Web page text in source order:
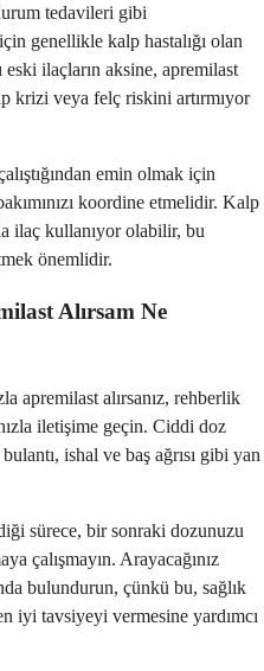
tedavileri gibi
genellikle kalp hastalığı olan
ilaçların aksine, apremilast
krizi veya felç riskini artırmıyor
emin olmak için
koordine etmelidir. Kalp
ilaç kullanıyor olabilir, bu
önemlidir.
Alırsam Ne
apremilast alırsanız, rehberlik
iletişime geçin. Ciddi doz
ishal ve baş ağrısı gibi yan
sürece, bir sonraki dozunuzu
çalışmayın. Arayacağınız
bulundurun, çünkü bu, sağlık
iyi tavsiyeyi vermesine yardımcı